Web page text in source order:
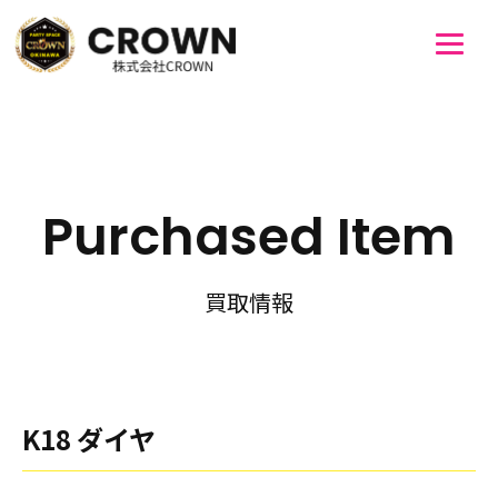
Purchased Item
買取情報
K18 ダイヤ